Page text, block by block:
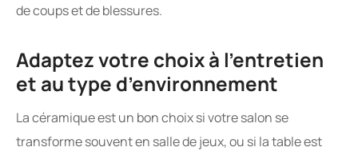
de coups et de blessures.
Adaptez votre choix à l’entretien
et au type d’environnement
La céramique est un bon choix si votre salon se
transforme souvent en salle de jeux, ou si la table est